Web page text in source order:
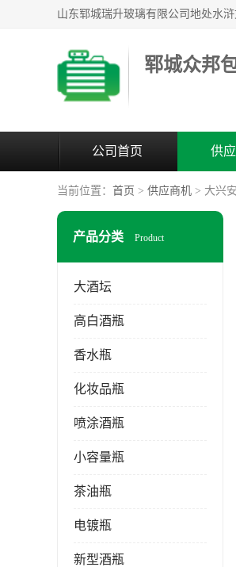
郓城众邦
公司首页 供
当前位置： 首页 > 供应商机 > 大兴
产品分类 Product
大酒坛
高白酒瓶
香水瓶
化妆品瓶
喷涂酒瓶
小容量瓶
茶油瓶
电镀瓶
新型酒瓶